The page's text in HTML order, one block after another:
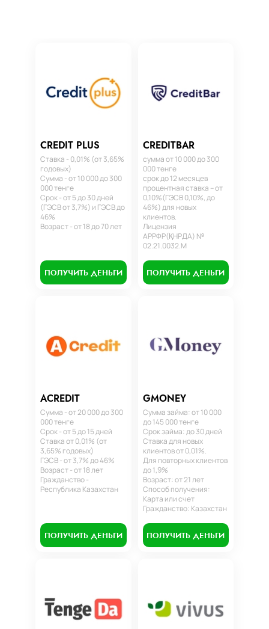
CREDIT PLUS
Ставка - 0,01% (от 3,65%
годовых)
Сумма - от 10 000 до 300
000 тенге
Срок - от 5 до 30 дней
(ГЭСВ от 3,7%) и ГЭСВ до
46%
Возраст - от 18 до 70 лет
ПОЛУЧИТЬ ДЕНЬГИ
CREDITBAR
сумма от 10 000 до 300
000 тенге
срок до 12 месяцев
процентная ставка – от
0,10%(ГЭСВ 0,10%, до
46%) для новых
клиентов.
Лицензия
АРРФР(ҚНРДА) №
02.21.0032.М
ПОЛУЧИТЬ ДЕНЬГИ
ACREDIT
Сумма - от 20 000 до 300
000 тенге
Срок - от 5 до 15 дней
Ставка от 0,01% (от
3,65% годовых)
ГЭСВ - от 3,7% до 46%
Возраст - от 18 лет
Гражданство -
Республика Казахстан
ПОЛУЧИТЬ ДЕНЬГИ
GMONEY
Сумма займа: от 10 000
до 145 000 тенге
Срок займа: до 30 дней
Ставка для новых
клиентов от 0,01%.
Для повторных клиентов
до 1,9%
Возраст: от 21 лет
Способ получения:
Карта или счет
Гражданство: Казахстан
ПОЛУЧИТЬ ДЕНЬГИ